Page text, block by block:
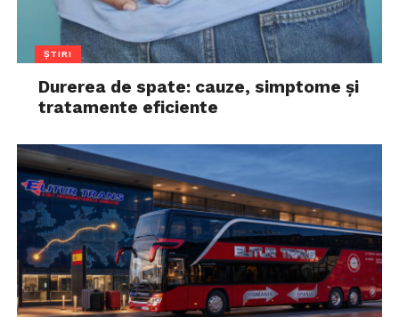
ȘTIRI
Durerea de spate: cauze, simptome și
tratamente eficiente